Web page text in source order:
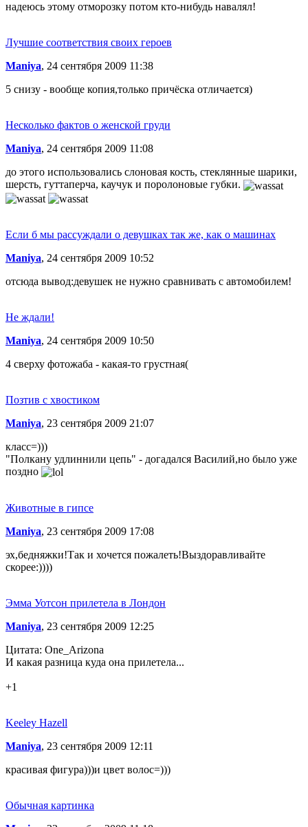
надеюсь этому отморозку потом кто-нибудь навалял!
Лучшие соответствия своих героев
Maniya, 24 сентября 2009 11:38
5 снизу - вообще копия,только причёска отличается)
Несколько фактов о женской груди
Maniya, 24 сентября 2009 11:08
до этого использовались слоновая кость, стеклянные шарики,
шерсть, гуттаперча, каучук и поролоновые губки.
Если б мы рассуждали о девушках так же, как о машинах
Maniya, 24 сентября 2009 10:52
отсюда вывод:девушек не нужно сравнивать с автомобилем!
Не ждали!
Maniya, 24 сентября 2009 10:50
4 сверху фотожаба - какая-то грустная(
Позтив с хвостиком
Maniya, 23 сентября 2009 21:07
класс=)))
"Полкану удлиннили цепь" - догадался Василий,но было уже
поздно
Животные в гипсе
Maniya, 23 сентября 2009 17:08
эх,бедняжки!Так и хочется пожалеть!Выздоравливайте
скорее:))))
Эмма Уотсон прилетела в Лондон
Maniya, 23 сентября 2009 12:25
Цитата: One_Arizona
И какая разница куда она прилетела...
+1
Keeley Hazell
Maniya, 23 сентября 2009 12:11
красивая фигура)))и цвет волос=)))
Обычная картинка